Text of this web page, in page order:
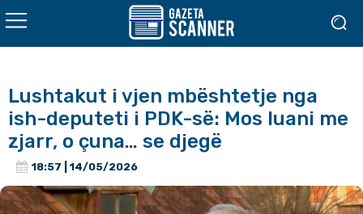
Lushtakut i vjen mbështetje nga
ish-deputeti i PDK-së: Mos luani me
zjarr, o çuna… se djegë
18:57 | 14/05/2026